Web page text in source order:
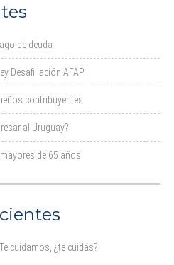
de deuda
Desafiliación AFAP
contribuyentes
al Uruguay?
de 65 años
Te cuidamos, ¿te cuidás?